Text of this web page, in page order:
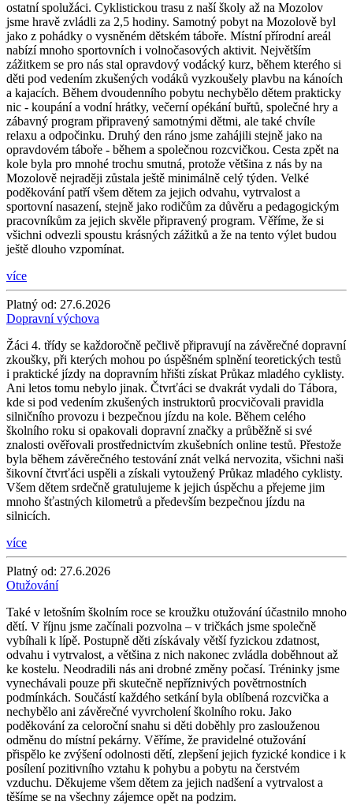
ostatní spolužáci. Cyklistickou trasu z naší školy až na Mozolov
jsme hravě zvládli za 2,5 hodiny. Samotný pobyt na Mozolově byl
jako z pohádky o vysněném dětském táboře. Místní přírodní areál
nabízí mnoho sportovních i volnočasových aktivit. Největším
zážitkem se pro nás stal opravdový vodácký kurz, během kterého si
děti pod vedením zkušených vodáků vyzkoušely plavbu na kánoích
a kajacích. Během dvoudenního pobytu nechybělo dětem prakticky
nic - koupání a vodní hrátky, večerní opékání buřtů, společné hry a
zábavný program připravený samotnými dětmi, ale také chvíle
relaxu a odpočinku. Druhý den ráno jsme zahájili stejně jako na
opravdovém táboře - během a společnou rozcvičkou. Cesta zpět na
kole byla pro mnohé trochu smutná, protože většina z nás by na
Mozolově nejraději zůstala ještě minimálně celý týden. Velké
poděkování patří všem dětem za jejich odvahu, vytrvalost a
sportovní nasazení, stejně jako rodičům za důvěru a pedagogickým
pracovníkům za jejich skvěle připravený program. Věříme, že si
všichni odvezli spoustu krásných zážitků a že na tento výlet budou
ještě dlouho vzpomínat.
více
Platný od: 27.6.2026
Dopravní výchova
Žáci 4. třídy se každoročně pečlivě připravují na závěrečné dopravní
zkoušky, při kterých mohou po úspěšném splnění teoretických testů
i praktické jízdy na dopravním hřišti získat Průkaz mladého cyklisty.
Ani letos tomu nebylo jinak. Čtvrťáci se dvakrát vydali do Tábora,
kde si pod vedením zkušených instruktorů procvičovali pravidla
silničního provozu i bezpečnou jízdu na kole. Během celého
školního roku si opakovali dopravní značky a průběžně si své
znalosti ověřovali prostřednictvím zkušebních online testů. Přestože
byla během závěrečného testování znát velká nervozita, všichni naši
šikovní čtvrťáci uspěli a získali vytoužený Průkaz mladého cyklisty.
Všem dětem srdečně gratulujeme k jejich úspěchu a přejeme jim
mnoho šťastných kilometrů a především bezpečnou jízdu na
silnicích.
více
Platný od: 27.6.2026
Otužování
Také v letošním školním roce se kroužku otužování účastnilo mnoho
dětí. V říjnu jsme začínali pozvolna – v tričkách jsme společně
vybíhali k lípě. Postupně děti získávaly větší fyzickou zdatnost,
odvahu i vytrvalost, a většina z nich nakonec zvládla doběhnout až
ke kostelu. Neodradili nás ani drobné změny počasí. Tréninky jsme
vynechávali pouze při skutečně nepříznivých povětrnostních
podmínkách. Součástí každého setkání byla oblíbená rozcvička a
nechybělo ani závěrečné vyvrcholení školního roku. Jako
poděkování za celoroční snahu si děti doběhly pro zaslouženou
odměnu do místní pekárny. Věříme, že pravidelné otužování
přispělo ke zvýšení odolnosti dětí, zlepšení jejich fyzické kondice i k
posílení pozitivního vztahu k pohybu a pobytu na čerstvém
vzduchu. Děkujeme všem dětem za jejich nadšení a vytrvalost a
těšíme se na všechny zájemce opět na podzim.